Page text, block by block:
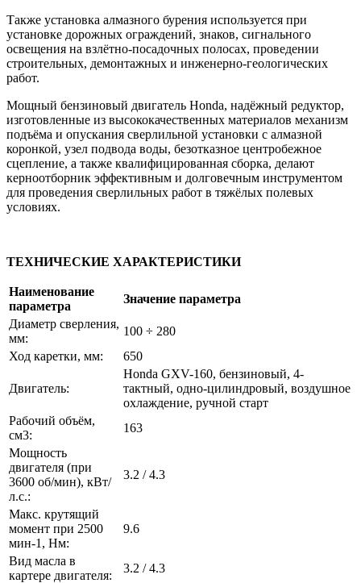
Также установка алмазного бурения используется при
установке дорожных ограждений, знаков, сигнального
освещения на взлётно-посадочных полосах, проведении
строительных, демонтажных и инженерно-геологических
работ.
Мощный бензиновый двигатель Honda, надёжный редуктор,
изготовленные из высококачественных материалов механизм
подъёма и опускания сверлильной установки с алмазной
коронкой, узел подвода воды, безотказное центробежное
сцепление, а также квалифицированная сборка, делают
керноотборник эффективным и долговечным инструментом
для проведения сверлильных работ в тяжёлых полевых
условиях.
ТЕХНИЧЕСКИЕ ХАРАКТЕРИСТИКИ
Наименование
параметра
Значение параметра
Диаметр сверления,
мм:
100 ÷ 280
Ход каретки, мм:
650
Двигатель:
Honda GXV-160, бензиновый, 4-
тактный, одно-цилиндровый, воздушное
охлаждение, ручной старт
Рабочий объём,
см3:
163
Мощность
двигателя (при
3600 об/мин), кВт/
л.с.:
3.2 / 4.3
Макс. крутящий
момент при 2500
мин-1, Нм:
9.6
Вид масла в
картере двигателя:
3.2 / 4.3